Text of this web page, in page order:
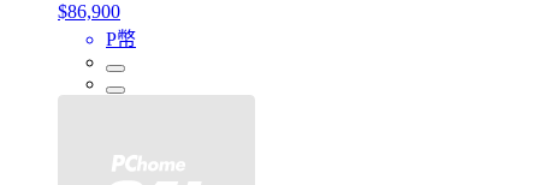
$86,900
P幣